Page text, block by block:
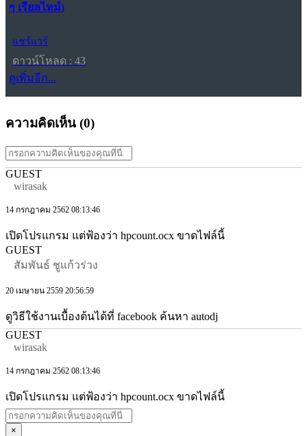
ๆ เรียลไทม์)
แชร์แวร์
ดาวน์โหลด : 43
ดูเพิ่มอีก...
ความคิดเห็น (0)
GUEST
wirasak
14 กรกฎาคม 2562 08:13:46
เปิดโปรแกรม แต่ฟ้องว่า hpcount.ocx ขาดไฟล์นี้
GUEST
สัมพันธ์ ชูแก้วร่วง
20 เมษายน 2559 20:56:59
ดูวิธีใช้งานเบื้องต้นได้ที่ facebook ค้นหา autodj
GUEST
wirasak
14 กรกฎาคม 2562 08:13:46
เปิดโปรแกรม แต่ฟ้องว่า hpcount.ocx ขาดไฟล์นี้
×